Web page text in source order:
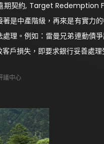
期契約, Target Redemption
是中產階級，再來是有實力
理。例如：雷曼兄弟連動債
戶損失，即要求銀行妥善處理
議中心